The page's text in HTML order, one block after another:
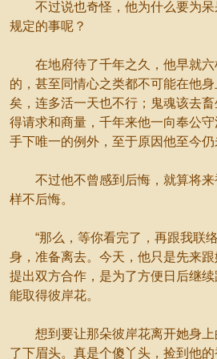
不过说也奇怪，他为什么要为呆
规定的事呢？
在地府待了千年之久，他早就六
的，甚至同情心之类都不可能在他
矣，连多活一天也不行；鬼魂该去
得请求和商量，千年来他一向奉公
手下唯一的例外，至于原因他至今仍
不过他不曾感到后悔，就算将来
样不后悔。
“那么，等你看完了，再跟我联络
身，准备离去。今天，他只是先来
提出双方合作，是为了方便日后继
能取得彼岸花。
想到要让那朵彼岸花离开她身上
了下眉头。真是个傻丫头，捡到他的